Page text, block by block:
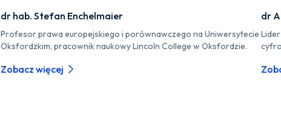
dr hab. Stefan Enchelmaier
Profesor prawa europejskiego i porównawczego na Uniwersytecie
Oksfordzkim, pracownik naukowy Lincoln College w Oksfordzie.
Zobacz więcej
dr